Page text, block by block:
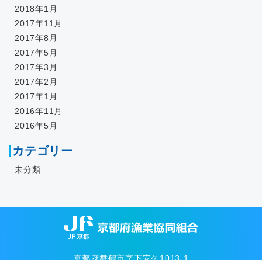
2018年1月
2017年11月
2017年8月
2017年5月
2017年3月
2017年2月
2017年1月
2016年11月
2016年5月
カテゴリー
未分類
京都府舞鶴市字下安久1013-1